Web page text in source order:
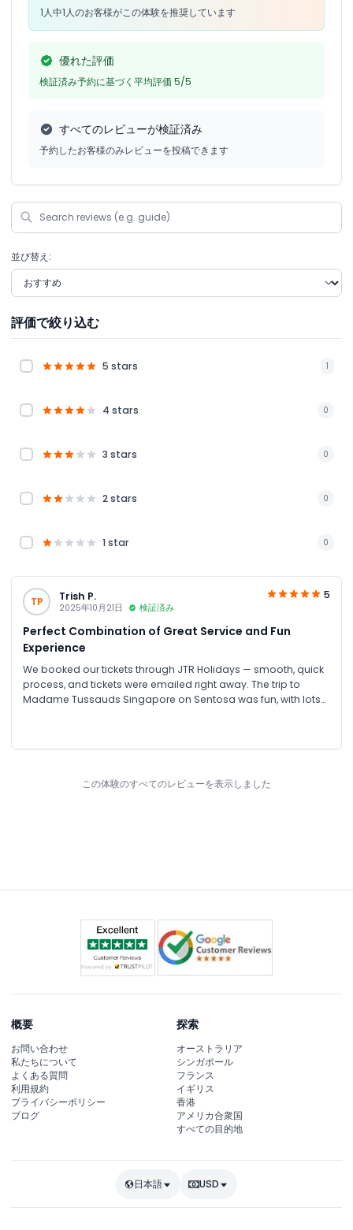
1人中1人のお客様がこの体験を推奨しています
優れた評価
検証済み予約に基づく平均評価 5/5
すべてのレビューが検証済み
予約したお客様のみレビューを投稿できます
並び替え:
評価で絞り込む
5 stars 1
4 stars 0
3 stars 0
2 stars 0
1 star 0
TP Trish P.
2025年10月21日 検証済み
5
Perfect Combination of Great Service and Fun
Experience
We booked our tickets through JTR Holidays — smooth, quick
process, and tickets were emailed right away. The trip to
Madame Tussauds Singapore on Sentosa was fun, with lots
この体験のすべてのレビューを表示しました
概要
お問い合わせ
私たちについて
よくある質問
利用規約
プライバシーポリシー
ブログ
探索
オーストラリア
シンガポール
フランス
イギリス
香港
アメリカ合衆国
すべての目的地
日本語 USD